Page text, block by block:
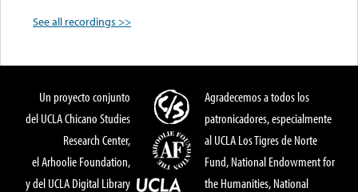
See all recordings >>
Un proyecto conjunto
del UCLA Chicano Studies
Research Center,
el Arhoolie Foundation,
y del UCLA Digital Library
Agradecemos a todos los
patronicadores, especialmente
al UCLA Los Tigres de Norte
Fund, National Endowment for
the Humanities, National